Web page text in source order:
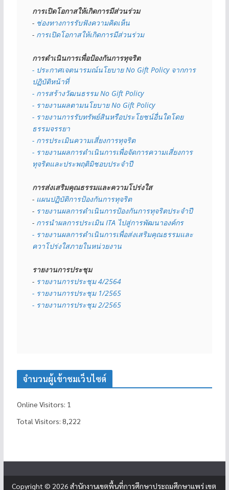
การเปิดโอกาสให้เกิดการมีส่วนร่วม
- ช่องทางการรับฟังความคิดเห็น
- การเปิดโอกาสให้เกิดการมีส่วนร่วม
การดำเนินการเพื่อป้องกันการทุจริต
- ประกาศเจตนารมณ์นโยบาย No Gift Policy จากการ
ปฏิบัติหน้าที่
- การสร้างวัฒนธรรม No Gift Policy
- รายงานผลตามนโยบาย No Gift Policy
- รายงานการรับทรัพย์สินหรือประโยชน์อื่นใดโดย
ธรรมจรรยา
- การประเมินความเสี่ยงการทุจริต
- รายงานผลการดำเนินการเพื่อจัดการความเสี่ยงการ
ทุจริตและประพฤติมิชอบประจำปี
การส่งเสริมคุณธรรมและความโปร่งใส
- แผนปฏิบัติการป้องกันการทุจริต
- รายงานผลการดำเนินการป้องกันการทุจริตประจำปี
- การนำผลการประเมิน ITA ไปสู่การพัฒนาองค์กร
- รายงานผลการดำเนินการเพื่อส่งเสริมคุณธรรมและ
ควาโปร่งใสภายในหน่วยงาน
รายงานการประชุม
- รายงานการประชุม 4/2564
- รายงานการประชุม 1/2565
- รายงานการประชุม 2/2565
จำนวนผู้เข้าชมเว็บไซต์
Online Visitors: 1
Total Visitors: 8,222
Copyright © 2026 สำนักงานเขตพื้นที่การศึกษาประถมศึกษาแพร่ เขต